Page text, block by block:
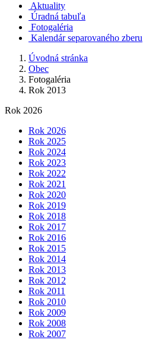
Aktuality
Úradná tabuľa
Fotogaléria
Kalendár separovaného zberu
Úvodná stránka
Obec
Fotogaléria
Rok 2013
Rok 2026
Rok 2026
Rok 2025
Rok 2024
Rok 2023
Rok 2022
Rok 2021
Rok 2020
Rok 2019
Rok 2018
Rok 2017
Rok 2016
Rok 2015
Rok 2014
Rok 2013
Rok 2012
Rok 2011
Rok 2010
Rok 2009
Rok 2008
Rok 2007